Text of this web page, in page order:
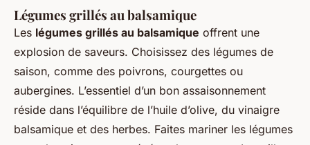
Légumes grillés au balsamique
Les légumes grillés au balsamique offrent une
explosion de saveurs. Choisissez des légumes de
saison, comme des poivrons, courgettes ou
aubergines. L’essentiel d’un bon assaisonnement
réside dans l’équilibre de l’huile d’olive, du vinaigre
balsamique et des herbes. Faites mariner les légumes